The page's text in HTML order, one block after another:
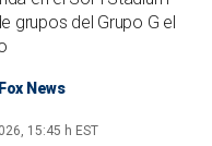
grupos del Grupo G el
Fox News
15:45 h EST